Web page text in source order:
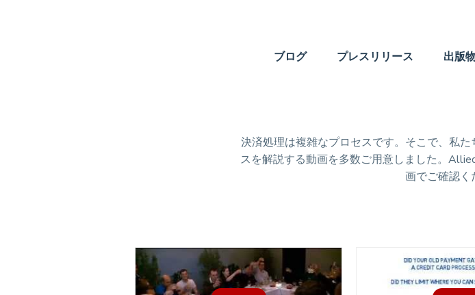
ブログ プレスリリース 出版
決済処理は複雑なプロセスです。そこで、私
スを解説する動画を多数ご用意しました。
画でご確認く